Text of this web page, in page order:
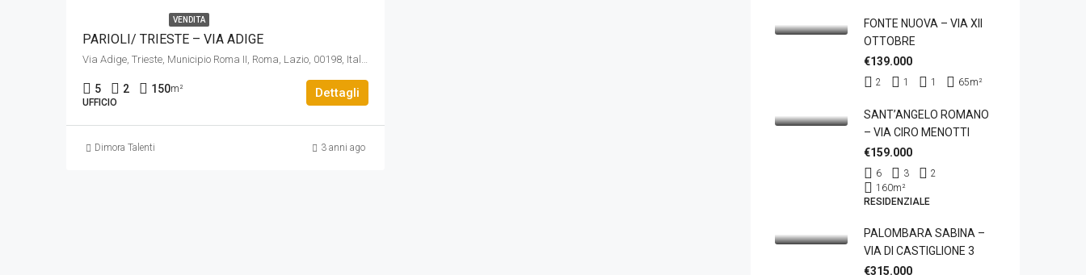
VENDITA
PARIOLI/ TRIESTE – VIA ADIGE
Via Adige, Trieste, Municipio Roma II, Roma, Lazio, 00198, Italia
5 2 150m²
UFFICIO
Dettagli
Dimora Talenti 3 anni ago
FONTE NUOVA – VIA XII
OTTOBRE
€139.000
2 1 1 65m²
SANT’ANGELO ROMANO
– VIA CIRO MENOTTI
€159.000
6 3
2
160m²
RESIDENZIALE
PALOMBARA SABINA –
VIA DI CASTIGLIONE 3
€315.000